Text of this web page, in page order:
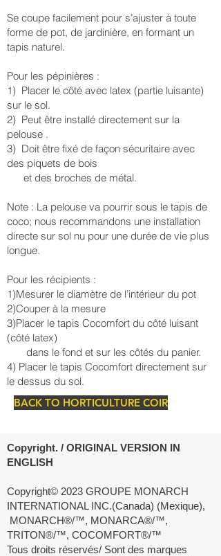
Se coupe facilement pour s’ajuster à toute
forme de pot, de jardinière, en formant un
tapis naturel.
Pour les pépinières :
1) Placer le côté avec latex (partie luisante)
sur le sol.
2) Peut être installé directement sur la
pelouse .
3) Doit être fixé de façon sécuritaire avec
des piquets de bois
et des broches de métal.
Note : La pelouse va pourrir sous le tapis de
coco; nous recommandons une installation
directe sur sol nu pour une durée de vie plus
longue.
Pour les récipients :
1)Mesurer le diamètre de l’intérieur du pot
2)Couper à la mesure
3)Placer le tapis Cocomfort du côté luisant
(côté latex)
dans le fond et sur les côtés du panier.
4) Placer le tapis Cocomfort directement sur
le dessus du sol.
BACK TO HORTICULTURE COIR
Copyright. / ORIGINAL VERSION IN
ENGLISH
Copyright© 2023 GROUPE MONARCH
INTERNATIONAL INC.(Canada) (Mexique),
MONARCH®/™, MONARCA®/™,
TRITON®/™, COCOMFORT®/™
Tous droits réservés/ Sont des marques